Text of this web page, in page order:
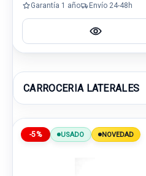
Garantía 1 año Envío 24-48h
CARROCERIA LATERALES
-5% USADO NOVEDAD